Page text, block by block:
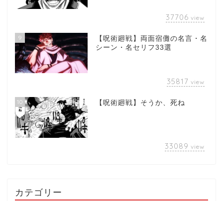
37706 view
9
【呪術廻戦】両面宿儺の名言・名
シーン・名セリフ33選
35817 view
10 【呪術廻戦】そうか、死ね
33089 view
カテゴリー